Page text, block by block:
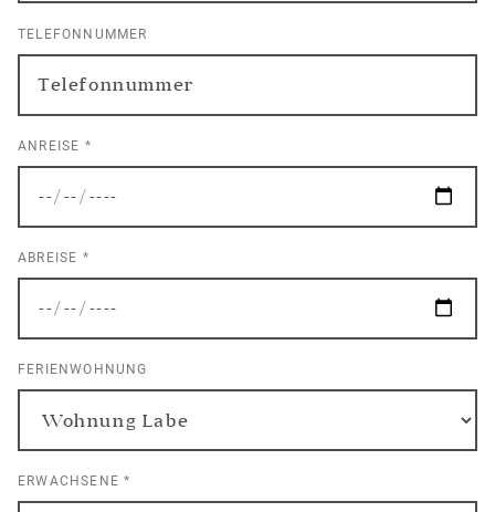
TELEFONNUMMER
ANREISE *
ABREISE *
FERIENWOHNUNG
ERWACHSENE*